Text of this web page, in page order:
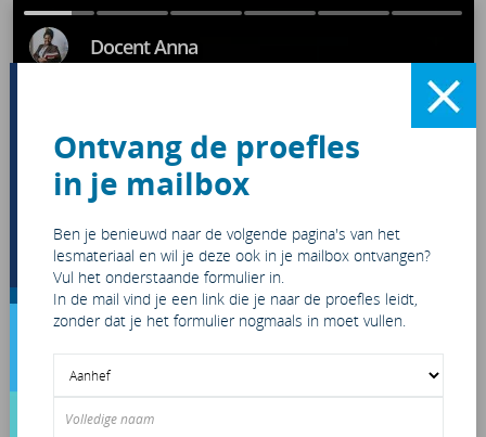
Docent Anna
#1
Ontvang de proefles
in je mailbox
Ben je benieuwd naar de volgende pagina's van het
lesmateriaal en wil je deze ook in je mailbox ontvangen?
Vul het onderstaande formulier in.
In de mail vind je een link die je naar de proefles leidt,
zonder dat je het formulier nogmaals in moet vullen.